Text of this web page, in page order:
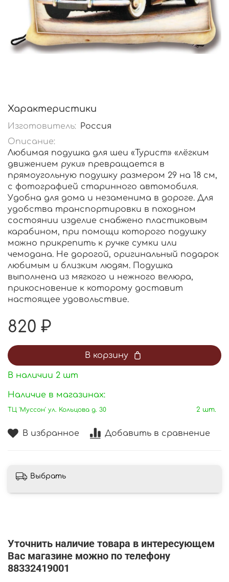
В избранное Добавить в сравнение
Характеристики
Изготовитель: Россия
Описание:
Любимая подушка для шеи «Турист» «лёгким
движением руки» превращается в
прямоугольную подушку размером 29 на 18 см,
с фотографией старинного автомобиля.
Удобна для дома и незаменима в дороге. Для
удобства транспортировки в походном
состоянии изделие снабжено пластиковым
карабином, при помощи которого подушку
можно прикрепить к ручке сумки или
чемодана. Не дорогой, оригинальный подарок
любимым и близким людям. Подушка
выполнена из мягкого и нежного велюра,
прикосновение к которому доставит
настоящее удовольствие.
820 ₽
В корзину
В наличии 2 шт
Наличие в магазинах:
ТЦ 'Муссон' ул. Кольцова д. 30 2 шт.
Выбрать
Уточнить наличие товара в интересующем
Вас магазине можно по телефону
88332419001